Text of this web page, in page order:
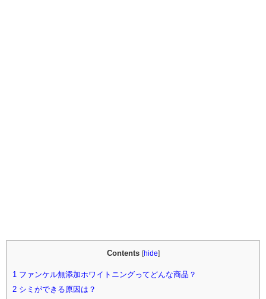
Contents [hide]
1 ファンケル無添加ホワイトニングってどんな商品？
2 シミができる原因は？